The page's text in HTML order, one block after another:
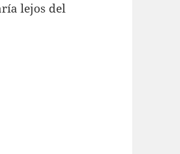
lejos del